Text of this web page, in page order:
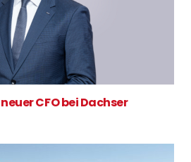
CFO bei Dachser